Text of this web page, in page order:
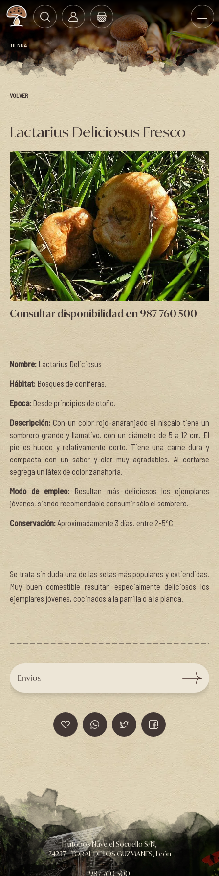
TIENDA
VOLVER
Lactarius Deliciosus Fresco
Consultar disponibilidad en 987 760 500
Nombre: Lactarius Deliciosus
Hábitat: Bosques de coníferas.
Epoca: Desde principios de otoño.
Descripción:Con un color rojo-anaranjado el níscalo tiene un
sombrero grande y llamativo, con un diámetro de 5 a 12 cm. El
pie es hueco y relativamente corto. Tiene una carne dura y
compacta con un sabor y olor muy agradables. Al cortarse
segrega un látex de color zanahoria.
Modo de empleo: Resultan más deliciosos los ejemplares
jóvenes, siendo recomendable consumir sólo el sombrero.
Conservación:Aproximadamente 3 días, entre 2-5ºC
Se trata sin duda una de las setas más populares y extiendidas.
Muy buen comestible resultan especialmente deliciosos los
ejemplares jóvenes, cocinados a la parrilla o a la planca.
Envíos
Frutobos Nave el Socuello S/N,
24237 - TORAL DE LOS GUZMANES, León
987 760 500